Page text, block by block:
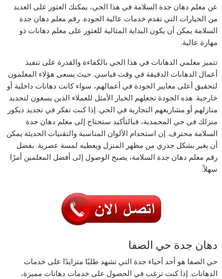
عن معلم دهان جدة السلامة في هذا الحي، يمكنك العثور على العديد
من الخيارات التي تقدم خدمات عالية الجودة. رقم معلم دهان جدة
السلامة يمكن أن يكون البداية المثالية للعثور على معلم دهانات ذو
مهارة عالية.
تتميز معلمي الدهانات في هذا الحي بالكفاءة والقدرة على تنفيذ
أعمال الدهانات الدقيقة في وقت قياسي. حيث يسعى هؤلاء المعلمون
لتحقيق أعلى معايير الجودة في أعمالهم، سواء كانت دهانات داخلية أو
خارجية. هذه الجودة تجعلهم الخيار الأمثل للعملاء الذين يسعون لتجديد
منازلهم أو مشاريعهم التجارية في الحي. إذا كنت تفكر في تجديد ديكور
منزلك في حي المحمدية، فبالتأكيد ستحتاج إلى معلم دهان جدة
السلامة محترف. إن استخدام الألوان المناسبة والتقنيات الحديثة يمكن
أن يغير بشكل جذري من مظهر المنزل ويعطيه لمسة عصرية. بفضل
رقم معلم دهان جدة السلامة، يصبح الوصول إلى أفضل المعلمين أمرًا
سهلاً.
دهان جدة حي الصفا
حي الصفا هو أحد أحياء جدة التي تشهد طلبًا متزايدًا على خدمات
الدهانات. إذا كنت ترغب في الحصول على خدمات دهانات مميزة،